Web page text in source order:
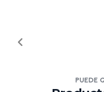
PUEDE